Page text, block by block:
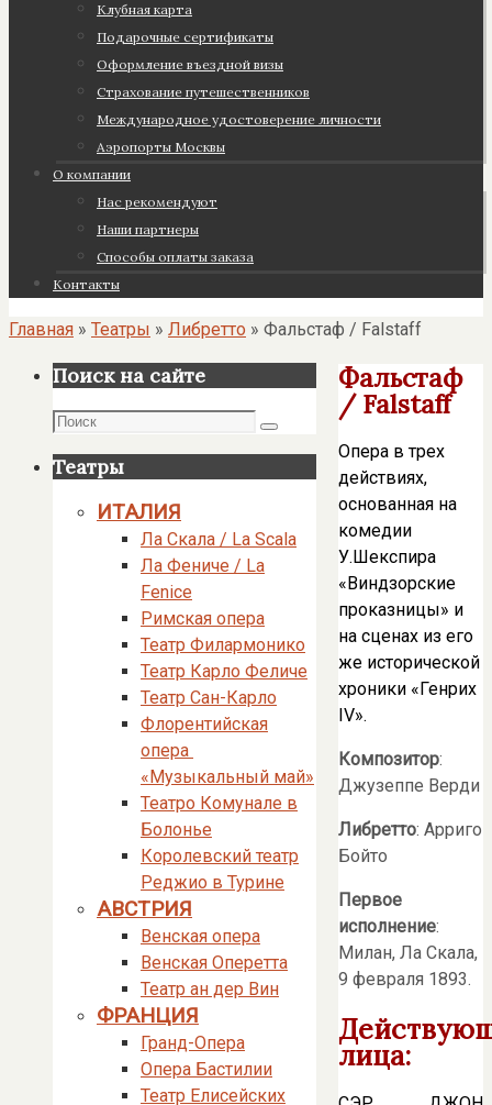
Клубная карта
Подарочные сертификаты
Оформление въездной визы
Страхование путешественников
Международное удостоверение личности
Аэропорты Москвы
О компании
Нас рекомендуют
Наши партнеры
Cпособы оплаты заказа
Контакты
Главная » Театры » Либретто » Фальстаф / Falstaff
Фальстаф
/ Falstaff
Опера в трех
действиях,
основанная на
комедии
У.Шекспира
«Виндзорские
проказницы» и
на сценах из его
же исторической
хроники «Генрих
IV».
Композитор:
Джузеппе Верди
Либретто: Арриго
Бойто
Первое
исполнение:
Милан, Ла Скала,
9 февраля 1893.
лица:
Поиск на сайте
Поиск
Поиск
Театры
ИТАЛИЯ
Ла Скала / La Scala
Ла Фениче / La
Fenice
Римская опера
Театр Филармонико
Театр Карло Феличе
Театр Сан-Карло
Флорентийская
опера
«Музыкальный май»
Театро Комунале в
Болонье
Королевский театр
Реджио в Турине
АВСТРИЯ
Венская опера
Венская Оперетта
Театр ан дер Вин
ФРАНЦИЯ
Гранд-Опера
Опера Бастилии
Театр Елисейских